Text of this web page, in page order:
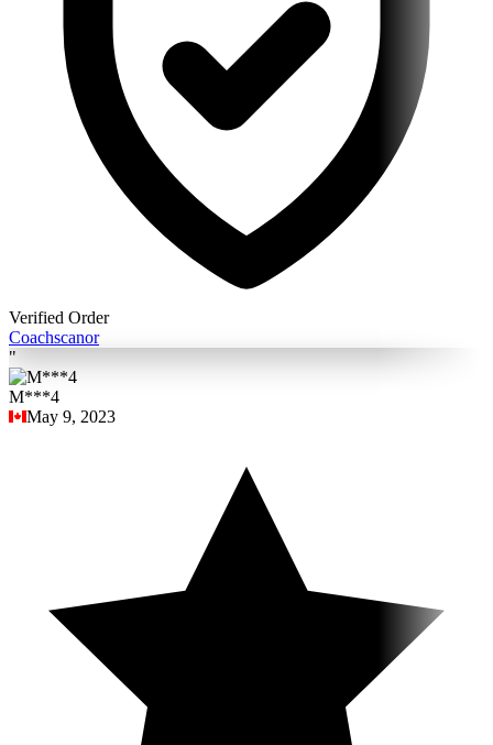
Verified Order
Coachscanor
"
M***4
May 9, 2023